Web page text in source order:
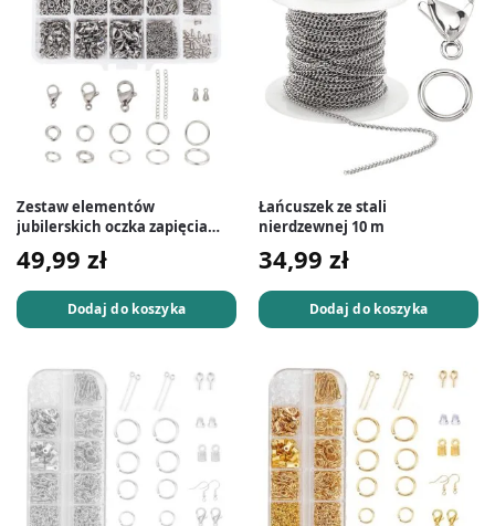
Zestaw elementów
jubilerskich oczka zapięcia
przedłużki końcówki 830 szt.
49,99 zł
Dodaj do koszyka
Łańcuszek ze stali
nierdzewnej 10 m
34,99 zł
Dodaj do koszyka